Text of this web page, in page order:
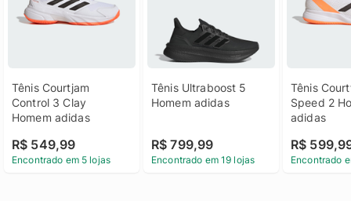
Tênis Courtjam
Control 3 Clay
Homem adidas
R$ 549,99
Encontrado em 5 lojas
Tênis Ultraboost 5
Homem adidas
R$ 799,99
Encontrado em 19 lojas
Tênis
Speed 2
adidas
R$
Encontrado